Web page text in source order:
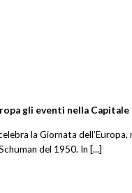
gli eventi nella Capitale
la Giornata dell’Europa,
del 1950. In [...]